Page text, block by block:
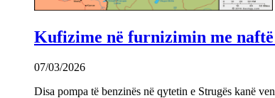
Kufizime në furnizimin me naftë
07/03/2026
Disa pompa të benzinës në qytetin e Strugës kanë